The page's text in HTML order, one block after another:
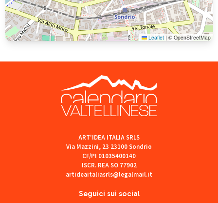
Leaflet | © OpenStreetMap
Seguici sui social
ART'IDEA ITALIA SRLS
Via Mazzini, 23 23100 Sondrio
CF/PI 01035400140
ISCR. REA SO 77902
artideaitaliasrls@legalmail.it